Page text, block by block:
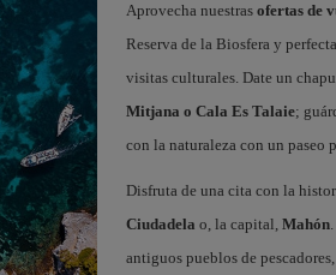
Aprovecha nuestras ofertas de
Reserva de la Biosfera y
visitas culturales. Date un
Mitjana o Cala Es Talaie;
con la naturaleza con un paseo
Disfruta de una cita con la
Ciudadela o, la capital, Mahón
antiguos pueblos de